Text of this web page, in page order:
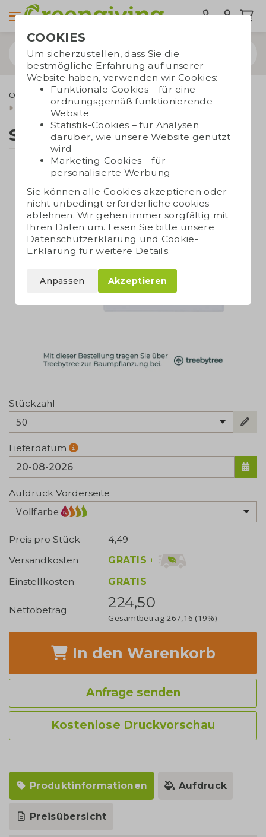
Outdoor & Freizeit Spielzeug und Spiele
Spielsachen
Schiebepuzzle
Schiebepuzzle
Stückzahl
50
Lieferdatum
Aufdruck Vorderseite
Vollfarbe
Preis pro Stück
4,49
Versandkosten
GRATIS +
Einstellkosten
GRATIS
Nettobetrag 224,50
Gesamtbetrag 267,16 (19%)
In den Warenkorb
Anfrage senden
Kostenlose Druckvorschau
Produktinformationen Aufdruck
Preisübersicht
COOKIES
Um sicherzustellen, dass Sie die
bestmögliche Erfahrung auf unserer
Website haben, verwenden wir Cookies:
Funktionale Cookies – für eine
ordnungsgemäß funktionierende
Website
Statistik-Cookies – für Analysen
darüber, wie unsere Website genutzt
wird
Marketing-Cookies – für
personalisierte Werbung
Sie können alle Cookies akzeptieren oder
nicht unbedingt erforderliche cookies
ablehnen. Wir gehen immer sorgfältig mit
Ihren Daten um. Lesen Sie bitte unsere
Datenschutzerklärung und Cookie-
Erklärung für weitere Details.
Anpassen Akzeptieren